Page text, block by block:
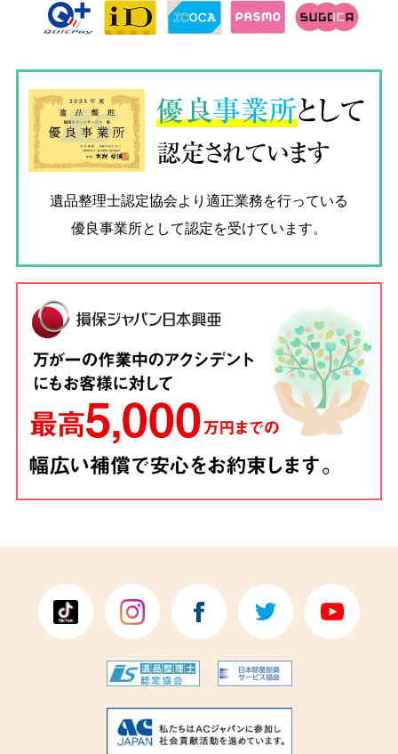
優良事業所として
認定されています
遺品整理士認定協会より適正業務を行っている
優良事業所として認定を受けています。